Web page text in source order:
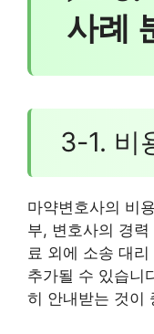
사례
3-1. 비
마약변호사의 비
부, 변호사의 경
료 외에 소송 대
추가될 수 있습니
히 안내받는 것이